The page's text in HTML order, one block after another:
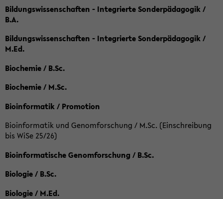
Bildungswissenschaften - Integrierte Sonderpädagogik /
B.A.
Bildungswissenschaften - Integrierte Sonderpädagogik /
M.Ed.
Biochemie / B.Sc.
Biochemie / M.Sc.
Bioinformatik / Promotion
Bioinformatik und Genomforschung / M.Sc. (Einschreibung
bis WiSe 25/26)
Bioinformatische Genomforschung / B.Sc.
Biologie / B.Sc.
Biologie / M.Ed.